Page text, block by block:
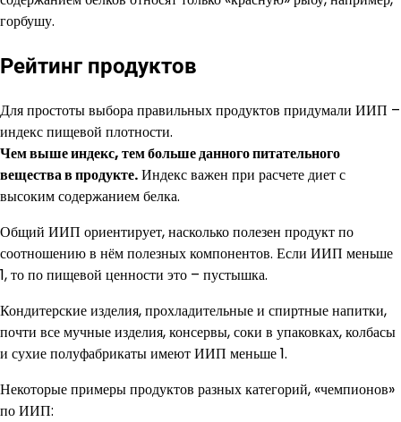
горбушу.
Рейтинг продуктов
Для простоты выбора правильных продуктов придумали ИИП –
индекс пищевой плотности.
Чем выше индекс, тем больше данного питательного
вещества в продукте.Индекс важен при расчете диет с
высоким содержанием белка.
Общий ИИП ориентирует, насколько полезен продукт по
соотношению в нём полезных компонентов. Если ИИП меньше
1, то по пищевой ценности это – пустышка.
Кондитерские изделия, прохладительные и спиртные напитки,
почти все мучные изделия, консервы, соки в упаковках, колбасы
и сухие полуфабрикаты имеют ИИП меньше 1.
Некоторые примеры продуктов разных категорий, «чемпионов»
по ИИП: